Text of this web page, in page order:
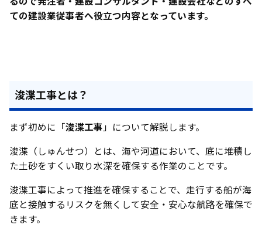
ての建設業従事者へ役立つ内容となっています。
浚渫工事とは？
まず初めに「浚渫工事 」について解説します。
浚渫（しゅんせつ）とは、海や河道において、底に堆積し
た土砂をすくい取り水深を確保する作業のことです。
浚渫工事によって推進を確保することで、走行する船が海
底と接触するリスクを無くして安全・安心な航路を確保で
きます。